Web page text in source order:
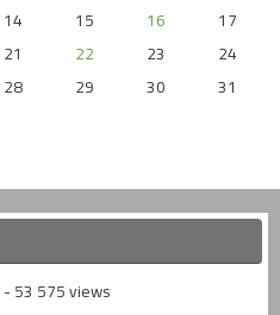
14 15 16
17
21 22 23
24
28 29 30
31
- 53 575 views